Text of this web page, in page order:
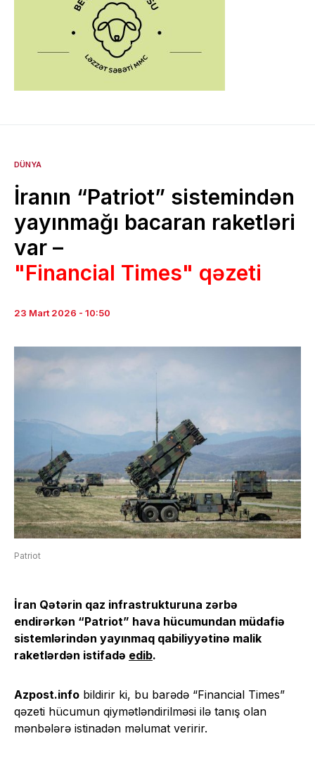
DÜNYA
İranın “Patriot” sistemindən
yayınmağı bacaran raketləri
var –
"Financial Times" qəzeti
23 Mart 2026 - 10:50
Patriot
İran Qətərin qaz infrastrukturuna zərbə
endirərkən “Patriot” hava hücumundan müdafiə
sistemlərindən yayınmaq qabiliyyətinə malik
raketlərdən istifadə edib.
Azpost.info bildirir ki, bu barədə “Financial Times”
qəzeti hücumun qiymətləndirilməsi ilə tanış olan
mənbələrə istinadən məlumat veririr.